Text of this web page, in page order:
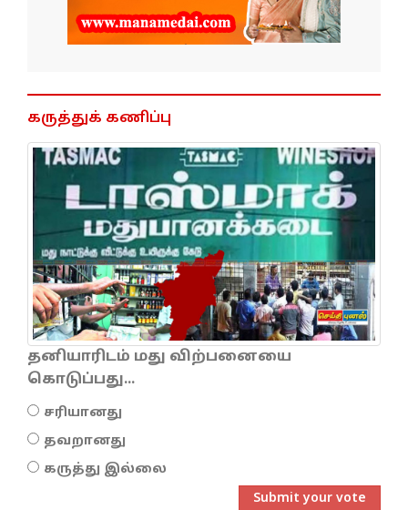
கருத்துக் கணிப்பு
தனியாரிடம் மது விற்பனையை
கொடுப்பது...
சரியானது
தவறானது
கருத்து இல்லை
Submit your vote